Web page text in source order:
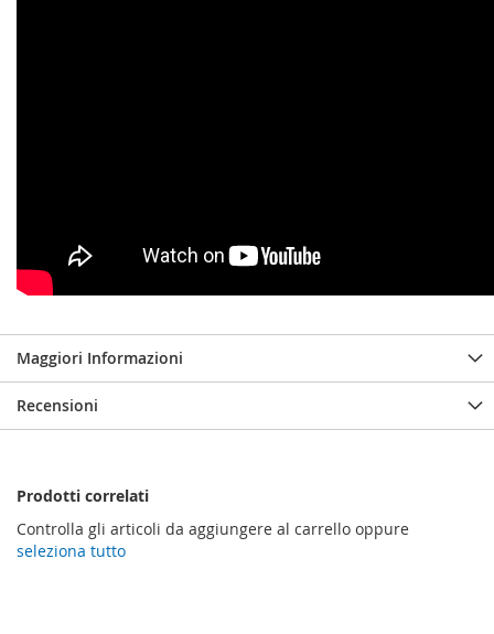
Maggiori Informazioni
Recensioni
Prodotti correlati
Controlla gli articoli da aggiungere al carrello oppure
seleziona tutto